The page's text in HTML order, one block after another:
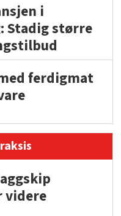
i
Stadig større
ferdigmat
videre